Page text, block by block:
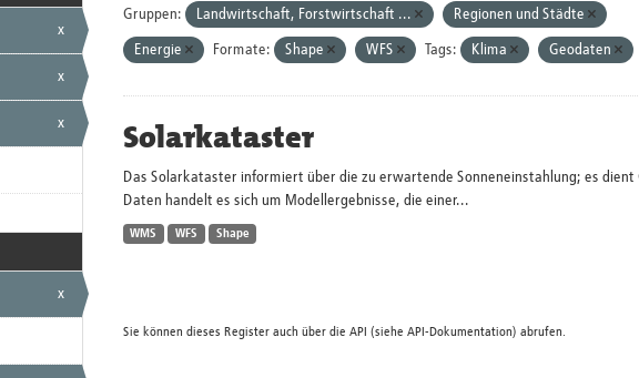
x
x
x
x
Gruppen: Landwirtschaft, Forstwirtschaft ... Regionen und Städte
Energie Formate: Shape WFS Tags: Klima Geodaten
Solarkataster
Das Solarkataster informiert über die zu erwartende Sonneneinstahlung; es
Daten handelt es sich um Modellergebnisse, die einer...
WMS WFS Shape
Sie können dieses Register auch über die API (siehe API-Dokumentation) abrufen.